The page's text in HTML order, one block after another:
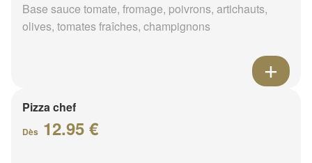
Base sauce tomate, fromage, poivrons, artichauts,
olives, tomates fraîches, champignons
Pizza chef
Dès 12.95 €